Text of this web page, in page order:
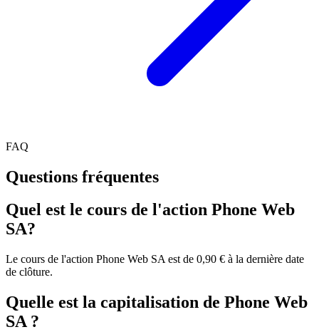
FAQ
Questions fréquentes
Quel est le cours de l'action Phone Web
SA?
Le cours de l'action Phone Web SA est de 0,90 € à la dernière date
de clôture.
Quelle est la capitalisation de Phone Web
SA ?